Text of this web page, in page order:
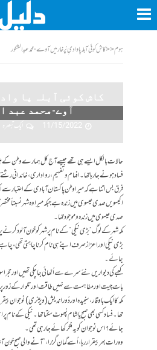
ہوم<<کاش کوئی آبلہ پا وادیِ پُر خار میں آوے-محمد عبد الشکور
کاش کوئی آبلہ پا
آوے-محمد عبد
11/15/2022
ایک تبصرہ
حالات بالکل ایسے ہی تھے جیسے آج کل ہمارے وطن کے
فساد ہونے جا رہا تھا۔ افہام و تفہیم، رواداری،
فرق بس اتنا ہے کہ میرا وطن پاکستان آبادی کے اعتبار
اکیسویں صدی عیسوی میں زندہ ہے جبکہ میرا وہ شہر نسبتاً
صدی عیسوی میں زندہ و موجود تھا۔
مکہ شہر کےلوگ ” بڑی نیکی” کے نام پر شہر کو خون آلود کرنے
بڑی نیکی اوراعزاز صرف اپنے ہی نام کرنا چاہتی تھی، چاہے
جائے۔
کعبے کی دیواریں نئے سرے سے اُٹھائی جا چکی تھیں اور حجر
بات چیت اور مفاہمت سے نہیں طاقت اور تلوار کے زور پر
مکہ کا ایک با وقار، سنجیدہ اور دُور اندیش (ویژنری )
تھا۔ فساد کسی بھی صبح یا شام پُھوٹ سکتا تھا۔ نیکی کے نام پر
جائے؟ اس نوجوان کو یہ فکر کھائے جا رہی تھی۔
وہ رات بھر بیقرار رہا،اُسے گمان گزرا،” آنے والی صبح